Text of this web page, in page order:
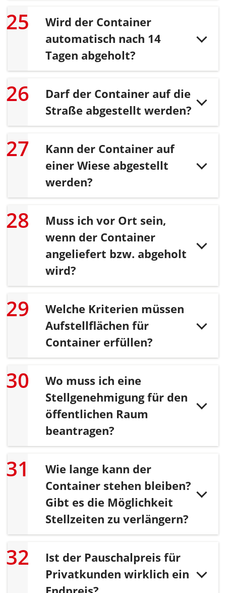
Wird der Container
automatisch nach 14
Tagen abgeholt?
Darf der Container auf die
Straße abgestellt werden?
Kann der Container auf
einer Wiese abgestellt
werden?
Muss ich vor Ort sein,
wenn der Container
angeliefert bzw. abgeholt
wird?
Welche Kriterien müssen
Aufstellflächen für
Container erfüllen?
Wo muss ich eine
Stellgenehmigung für den
öffentlichen Raum
beantragen?
Wie lange kann der
Container stehen bleiben?
Gibt es die Möglichkeit
Stellzeiten zu verlängern?
Ist der Pauschalpreis für
Privatkunden wirklich ein